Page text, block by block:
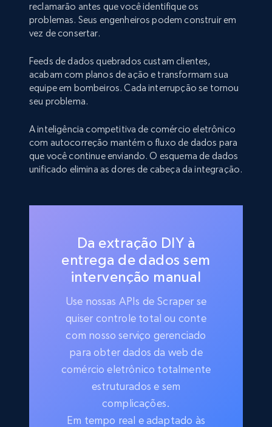
reclamarão antes que você identifique os
problemas. Seus engenheiros podem construir em
vez de consertar.
Feeds de dados quebrados custam clientes,
acabam com planos de ação e transformam sua
equipe em bombeiros. Cada interrupção se tornou
seu problema.
A inteligência competitiva de comércio eletrônico
com autocorreção mantém o fluxo de dados para
que você continue enviando. O esquema de dados
unificado elimina as dores de cabeça da integração.
Da extração DIY à
entrega de dados sem
intervenção manual
Use nossas APIs de Scraper se
quiser controle total ou conte
com nosso serviço gerenciado
para obter dados da web de
comércio eletrônico totalmente
estruturados e sem
complicações.
Em tempo real e adaptado às